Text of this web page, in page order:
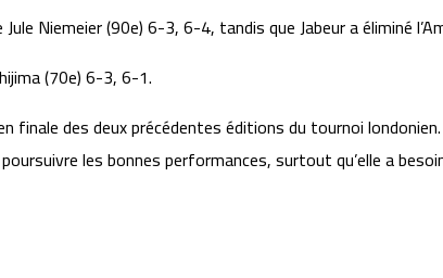
Jule Niemeier (90e) 6-3, 6-4, tandis que Jabeur a éliminé
(70e) 6-3, 6-1.
finale des deux précédentes éditions du tournoi
les bonnes performances, surtout qu’elle a